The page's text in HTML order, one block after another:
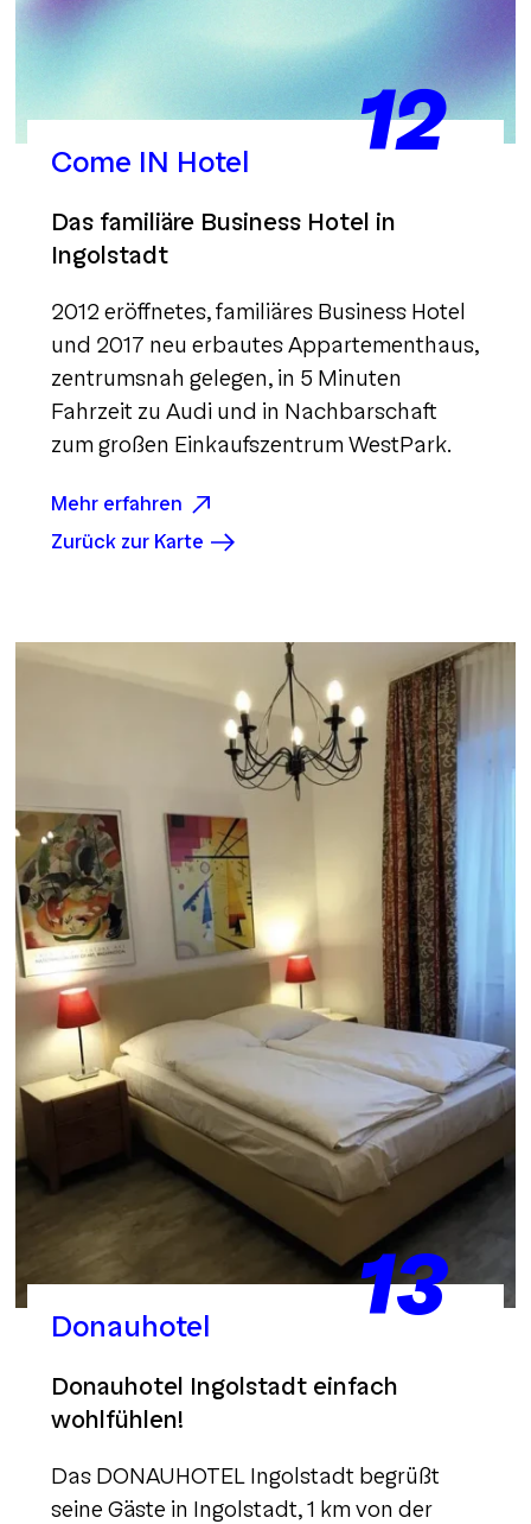
12
Come IN Hotel
Das familiäre Business Hotel in
Ingolstadt
2012 eröffnetes, familiäres Business Hotel
und 2017 neu erbautes Appartementhaus,
zentrumsnah gelegen, in 5 Minuten
Fahrzeit zu Audi und in Nachbarschaft
zum großen Einkaufszentrum WestPark.
Mehr erfahren
Zurück zur Karte
13
Donauhotel
Donauhotel Ingolstadt einfach
wohlfühlen!
Das DONAUHOTEL Ingolstadt begrüßt
seine Gäste in Ingolstadt, 1 km von der